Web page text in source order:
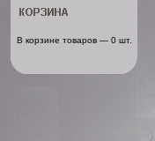
В корзине товаров — 0 шт.